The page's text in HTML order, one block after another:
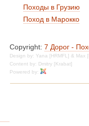
Походы в Грузию
Поход в Марокко
Copyright: 7 Дорог -
Design by: Yana [HRMFL] & Max
Content by: Dmitry [Krabat]
Powered by: